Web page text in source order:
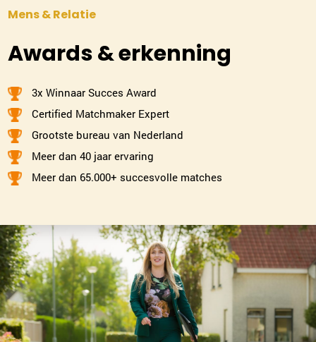
Mens & Relatie
Awards & erkenning
3x Winnaar Succes Award
Certified Matchmaker Expert
Grootste bureau van Nederland
Meer dan 40 jaar ervaring
Meer dan 65.000+ succesvolle matches